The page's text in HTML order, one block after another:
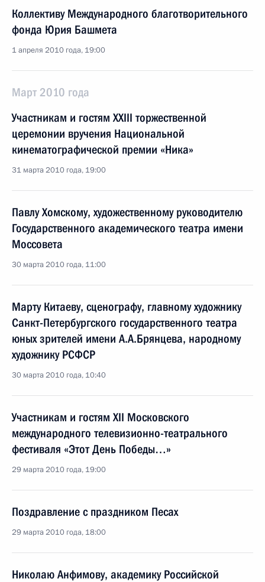
Коллективу Международного благотворительного
фонда Юрия Башмета
1 апреля 2010 года, 19:00
Март 2010 года
Участникам и гостям XXIII торжественной
церемонии вручения Национальной
кинематографической премии «Ника»
31 марта 2010 года, 19:00
Павлу Хомскому, художественному руководителю
Государственного академического театра имени
Моссовета
30 марта 2010 года, 11:00
Марту Китаеву, сценографу, главному художнику
Санкт-Петербургского государственного театра
юных зрителей имени А.А.Брянцева, народному
художнику РСФСР
30 марта 2010 года, 10:40
Участникам и гостям XII Московского
международного телевизионно-театрального
фестиваля «Этот День Победы…»
29 марта 2010 года, 19:00
Поздравление с праздником Песах
29 марта 2010 года, 18:00
Николаю Анфимову, академику Российской